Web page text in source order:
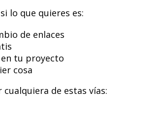
si lo que quieres es:
de enlaces
tu proyecto
cosa
de estas vías: